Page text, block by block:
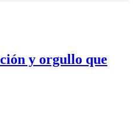
y orgullo que